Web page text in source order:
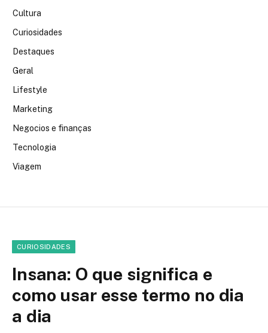
Cultura
Curiosidades
Destaques
Geral
Lifestyle
Marketing
Negocios e finanças
Tecnologia
Viagem
CURIOSIDADES
Insana: O que significa e
como usar esse termo no dia
a dia